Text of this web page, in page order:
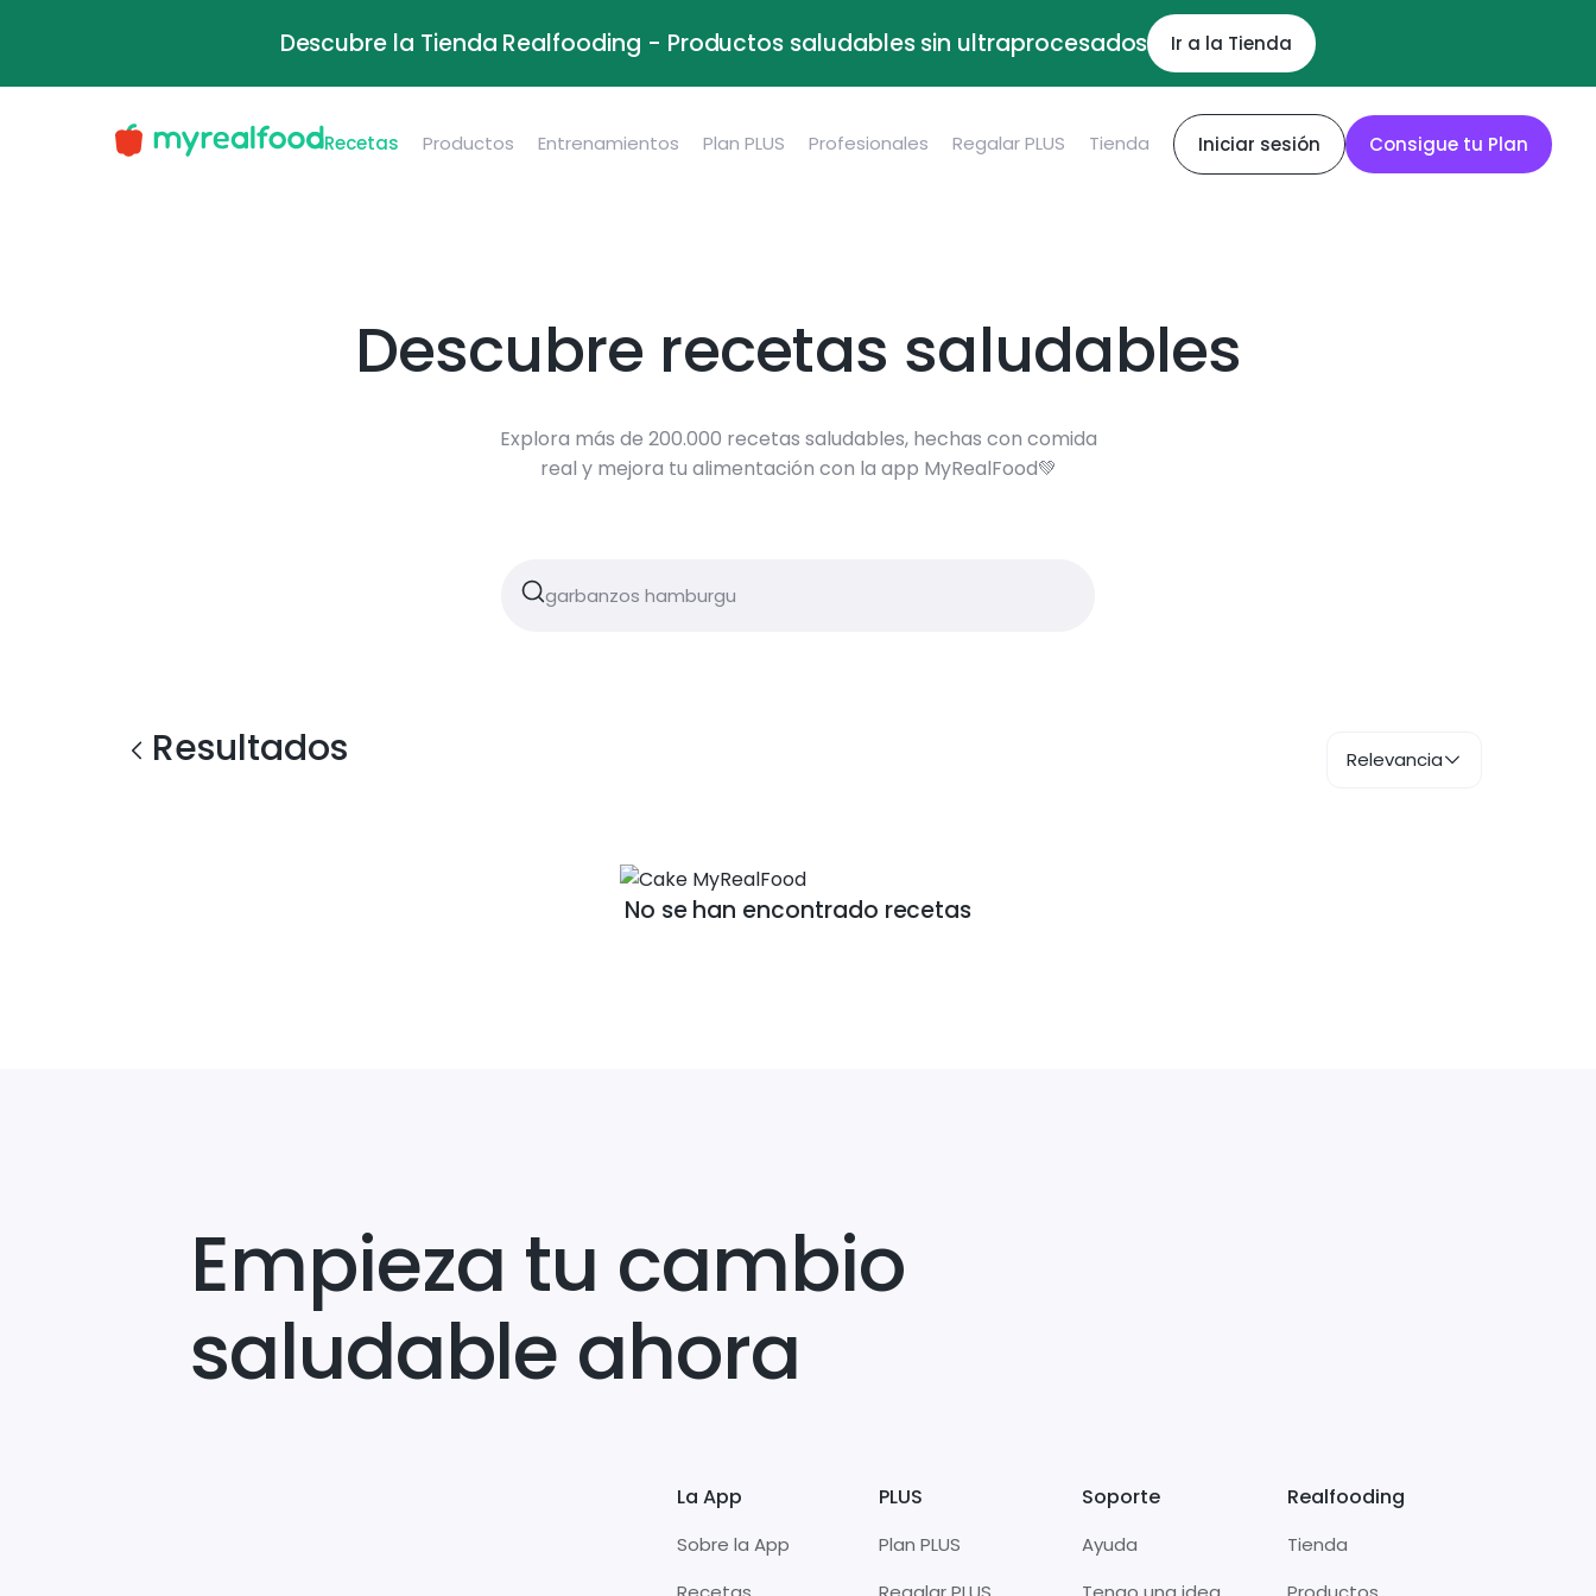
Descubre la Tienda Realfooding - Productos saludables sin ultraprocesados Ir a la Tienda
Recetas Productos Entrenamientos Plan PLUS Profesionales Regalar PLUS Tienda Iniciar sesión Consigue tu Plan
Descubre recetas saludables
Explora más de 200.000 recetas saludables, hechas con comida
real y mejora tu alimentación con la app MyRealFood💚
Resultados Relevancia
No se han encontrado recetas
Empieza tu cambio
saludable ahora
La App
Sobre la App
PLUS
Plan PLUS
Soporte
Ayuda
Realfooding
Tienda